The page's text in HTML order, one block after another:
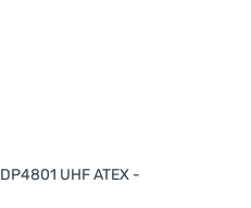
DP4801 UHF ATEX -